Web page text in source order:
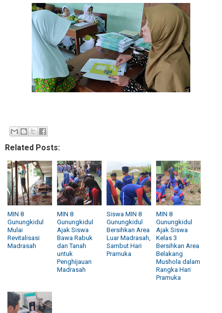
Related Posts:
MIN 8
Gunungkidul
Mulai
Revitalisasi
Madrasah
MIN 8
Gunungkidul
Ajak Siswa
Bawa Rabuk
dan Tanah
untuk
Penghijauan
Madrasah
Siswa MIN 8
Gunungkidul
Bersihkan Area
Luar Madrasah,
Sambut Hari
Pramuka
MIN 8
Gunungkidul
Ajak Siswa
Kelas 3
Bersihkan Area
Belakang
Mushola dalam
Rangka Hari
Pramuka